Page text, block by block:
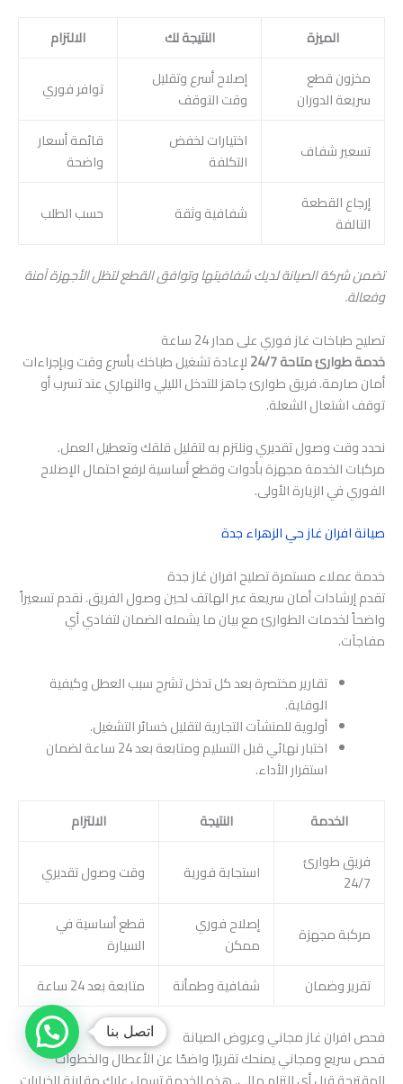
الميزة النتيجة لك
الالتزام
مخزون قطع
سريعة الدوران
إصلاح أسرع وتقليل
وقت التوقف
توافر فوري
تسعير شفاف
اختيارات لخفض
التكلفة
قائمة أسعار
واضحة
إرجاع القطعة
التالفة
شفافية وثقة حسب الطلب
تضمن شركة الصيانة لديك شفافيتها وتوافق القطع لتظل الأجهزة آمنة
وفعالة.
تصليح طباخات غاز فوري على مدار 24 ساعة
خدمة طوارئ متاحة 24/7
لإعادة تشغيل طباخك بأسرع وقت وبإجراءات
أمان صارمة. فريق طوارئ جاهز للتدخل الليلي والنهاري عند تسرب أو
توقف اشتعال الشعلة.
نحدد وقت وصول تقديري ونلتزم به لتقليل قلقك وتعطيل العمل.
مركبات الخدمة مجهزة بأدوات وقطع أساسية لرفع احتمال الإصلاح
الفوري في الزيارة الأولى.
صيانة افران غاز حي الزهراء جدة
خدمة عملاء مستمرة تصليح افران غاز جدة
تقدم إرشادات أمان سريعة عبر الهاتف لحين وصول الفريق. نقدم تسعيراً
واضحاً لخدمات الطوارئ مع بيان ما يشمله الضمان لتفادي أي
مفاجآت.
تقارير مختصرة بعد كل تدخل تشرح سبب العطل وكيفية
الوقاية.
أولوية للمنشآت التجارية لتقليل خسائر التشغيل.
اختبار نهائي قبل التسليم ومتابعة بعد 24 ساعة لضمان
استقرار الأداء.
الخدمة النتيجة
الالتزام
فريق طوارئ
24/7
استجابة فورية وقت وصول تقديري
مركبة مجهزة
إصلاح فوري
ممكن
قطع أساسية في
السيارة
تقرير وضمان
شفافية وطمأنة متابعة بعد 24 ساعة
فحص افران غاز مجاني وعروض الصيانة
فحص سريع ومجاني يمنحك تقريرًا واضحًا عن الأعطال والخطوات
اتصل بنا